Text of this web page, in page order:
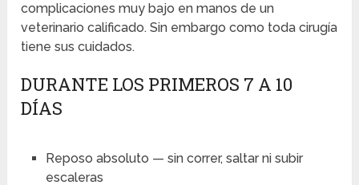
complicaciones muy bajo en manos de un
veterinario calificado. Sin embargo como toda cirugía
tiene sus cuidados.
DURANTE LOS PRIMEROS 7 A 10
DÍAS
Reposo absoluto — sin correr, saltar ni subir
escaleras